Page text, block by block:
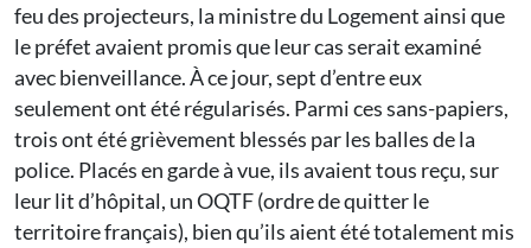
feu des projecteurs, la ministre du Logement ainsi que
le préfet avaient promis que leur cas serait examiné
avec bienveillance. À ce jour, sept d’entre eux
seulement ont été régularisés. Parmi ces sans-papiers,
trois ont été grièvement blessés par les balles de la
police. Placés en garde à vue, ils avaient tous reçu, sur
leur lit d’hôpital, un OQTF (ordre de quitter le
territoire français), bien qu’ils aient été totalement mis